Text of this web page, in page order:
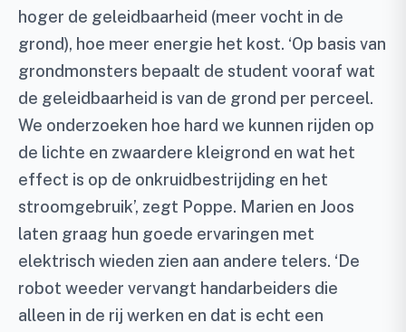
hoger de geleidbaarheid (meer vocht in de
grond), hoe meer energie het kost. ‘Op basis van
grondmonsters bepaalt de student vooraf wat
de geleidbaarheid is van de grond per perceel.
We onderzoeken hoe hard we kunnen rijden op
de lichte en zwaardere kleigrond en wat het
effect is op de onkruidbestrijding en het
stroomgebruik’, zegt Poppe. Marien en Joos
laten graag hun goede ervaringen met
elektrisch wieden zien aan andere telers. ‘De
robot weeder vervangt handarbeiders die
alleen in de rij werken en dat is echt een